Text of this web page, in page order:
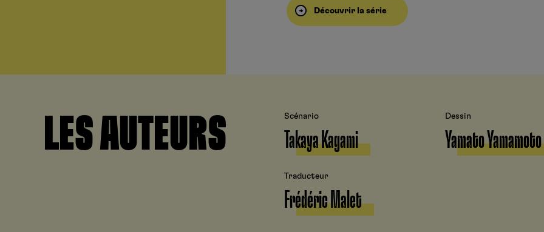
Découvrir la série
LES AUTEURS Scénario
Takaya Kagami
Dessin
Yamato Yamamoto
Traducteur
Frédéric Malet